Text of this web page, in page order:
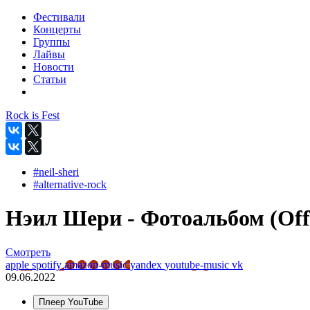
Фестивали
Концерты
Группы
Лайвы
Новости
Статьи
Rock is Fest
#neil-sheri
#alternative-rock
Нэил Шери - Фотоальбом
Смотреть
apple spotifyamazon-musicyandex youtube-music vk
09.06.2022
Плеер YouTube